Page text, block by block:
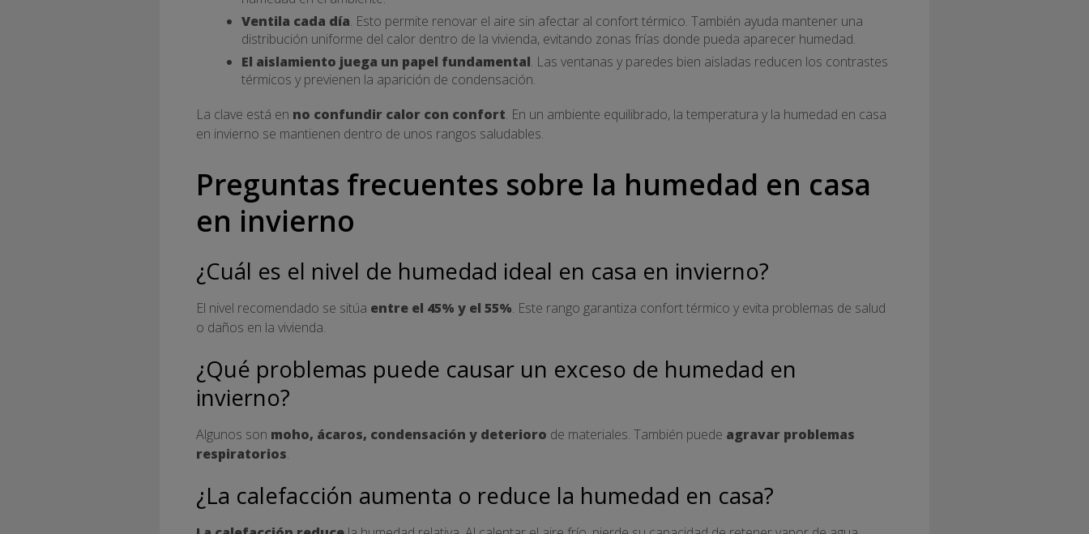
Ventila cada día. Esto permite renovar el aire sin afectar al confort térmico. También ayuda mantener una
distribución uniforme del calor dentro de la vivienda, evitando zonas frías donde pueda aparecer humedad.
El aislamiento juega un papel fundamental. Las ventanas y paredes bien aisladas reducen los contrastes
térmicos y previenen la aparición de condensación.
La clave está en no confundir calor con confort. En un ambiente equilibrado, la temperatura y la humedad en casa
en invierno se mantienen dentro de unos rangos saludables.
Preguntas frecuentes sobre la humedad en casa
en invierno
¿Cuál es el nivel de humedad ideal en casa en invierno?
El nivel recomendado se sitúa entre el 45% y el 55%. Este rango garantiza confort térmico y evita problemas de salud
o daños en la vivienda.
¿Qué problemas puede causar un exceso de humedad en
invierno?
Algunos son moho, ácaros, condensación y deterioro de materiales. También puede agravar problemas
respiratorios.
¿La calefacción aumenta o reduce la humedad en casa?